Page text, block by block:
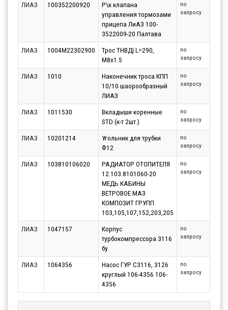
ЛИАЗ 100352200920
Р\к клапана
управления тормозами
прицепа ЛиАЗ 100-
3522009-20 Палтава
по
запросу
ЛИАЗ 1004М22302900
Трос ТНВД| L=290,
M8x1.5
по
запросу
ЛИАЗ 1010
Наконечник троса КПП
10/10 шаорообразный
ЛИАЗ
по
запросу
ЛИАЗ 1011530
Вкладыши коренные
STD (к-т 2шт.)
по
запросу
ЛИАЗ 10201214
Угольник для трубки
Ф12
по
запросу
ЛИАЗ 103810106020
РАДИАТОР ОТОПИТЕЛЯ
12.103.8101060-20
МЕДЬ КАБИНЫ
ВЕТРОВОЕ МАЗ
КОМПОЗИТ ГРУПП
103,105,107,152,203,205
по
запросу
ЛИАЗ 1047157
Корпус
турбокомпрессора 3116
бу
по
запросу
ЛИАЗ 1064356
Насос ГУР С3116, 3126
круглый 106-4356 106-
4356
по
запросу